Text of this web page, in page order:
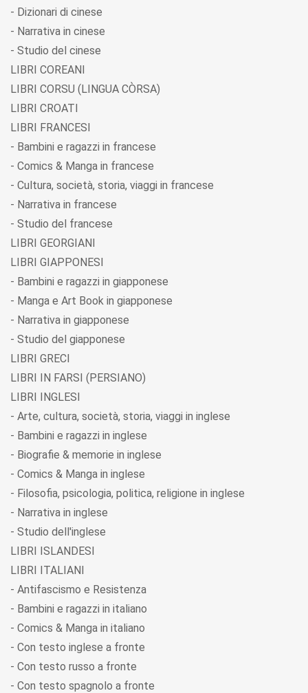
- Dizionari di cinese
- Narrativa in cinese
- Studio del cinese
LIBRI COREANI
LIBRI CORSU (LINGUA CÒRSA)
LIBRI CROATI
LIBRI FRANCESI
- Bambini e ragazzi in francese
- Comics & Manga in francese
- Cultura, società, storia, viaggi in francese
- Narrativa in francese
- Studio del francese
LIBRI GEORGIANI
LIBRI GIAPPONESI
- Bambini e ragazzi in giapponese
- Manga e Art Book in giapponese
- Narrativa in giapponese
- Studio del giapponese
LIBRI GRECI
LIBRI IN FARSI (PERSIANO)
LIBRI INGLESI
- Arte, cultura, società, storia, viaggi in inglese
- Bambini e ragazzi in inglese
- Biografie & memorie in inglese
- Comics & Manga in inglese
- Filosofia, psicologia, politica, religione in inglese
- Narrativa in inglese
- Studio dell'inglese
LIBRI ISLANDESI
LIBRI ITALIANI
- Antifascismo e Resistenza
- Bambini e ragazzi in italiano
- Comics & Manga in italiano
- Con testo inglese a fronte
- Con testo russo a fronte
- Con testo spagnolo a fronte